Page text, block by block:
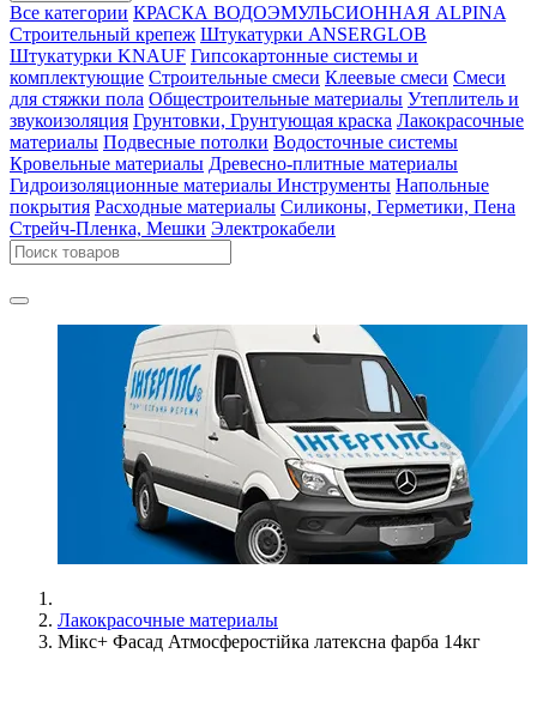
Все категории КРАСКА ВОДОЭМУЛЬСИОННАЯ ALPINA
Строительный крепеж Штукатурки ANSERGLOB
Штукатурки KNAUF Гипсокартонные системы и
комплектующие Строительные смеси Клеевые смеси Смеси
для стяжки пола Общестроительные материалы Утеплитель и
звукоизоляция Грунтовки, Грунтующая краска Лакокрасочные
материалы Подвесные потолки Водосточные системы
Кровельные материалы Древесно-плитные материалы
Гидроизоляционные материалы Инструменты Напольные
покрытия Расходные материалы Силиконы, Герметики, Пена
Стрейч-Пленка, Мешки Электрокабели
Лакокрасочные материалы
Мiкс+ Фасад Атмосферостійка латексна фарба 14кг